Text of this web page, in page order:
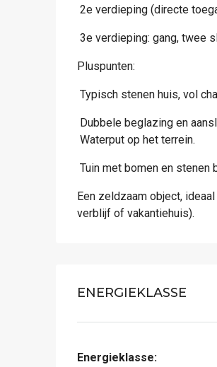
 2e verdieping (directe
 3e verdieping: gang, twee
Pluspunten:
 Typisch stenen huis, vol
 Dubbele beglazing en
 Waterput op het terrein.
 Tuin met bomen en
Een zeldzaam object,
verblijf of vakantiehuis).
ENERGIEKLASSE
Energieklasse: